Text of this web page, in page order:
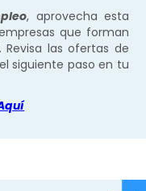
, aprovecha esta
que forman
Revisa las ofertas de
siguiente paso en tu